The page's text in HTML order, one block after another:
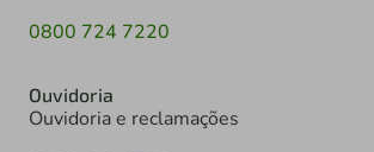
0800 724 7220
Ouvidoria
Ouvidoria e reclamações